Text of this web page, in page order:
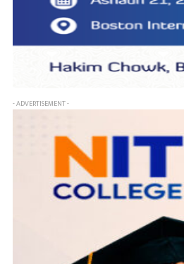
- ADVERTISEMENT -